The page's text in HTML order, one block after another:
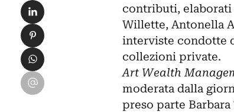
contributi, elaborati
Willette, Antonella
interviste condotte
collezioni private.
Art Wealth
moderata dalla
preso parte
Condividi su LinkedIn
Condividi su Pinterest
Condividi su WhatsApp
Condividi su Email